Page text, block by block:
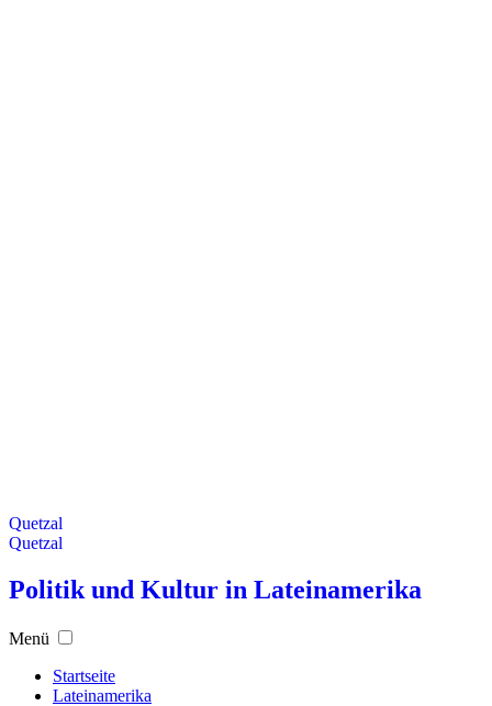
Quetzal
Quetzal
Politik und Kultur in Lateinamerika
Menü
Startseite
Lateinamerika